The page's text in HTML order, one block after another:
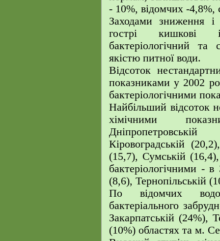
- 10%, відомчих -4,8%,
Заходами зниження і
гострі кишкові
бактеріологічний та
якістю питної води.
Відсоток
показниками у 2002
бактеріологічними
Найбільший відсоток
хімічними
Кіровоградській
(15,7), Сумській
бактеріологічними - в
(8,6), Тернопільській
По відомчих
бактеріального
Закарпатській (24%),
(10%) областях та м.